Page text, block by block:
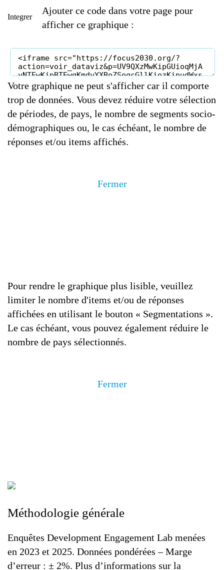
Integrer
Ajouter ce code dans votre page pour
afficher ce graphique :
Votre graphique ne peut s'afficher car il comporte
trop de données. Vous devez réduire votre sélection
de périodes, de pays, le nombre de segments socio-
démographiques ou, le cas échéant, le nombre de
réponses et/ou items affichés.
Fermer
Pour rendre le graphique plus lisible, veuillez
limiter le nombre d'items et/ou de réponses
affichées en utilisant le bouton « Segmentations ».
Le cas échéant, vous pouvez également réduire le
nombre de pays sélectionnés.
Fermer
Méthodologie générale
Enquêtes Development Engagement Lab menées
en 2023 et 2025. Données pondérées – Marge
d’erreur : ± 2%. Plus d’informations sur la